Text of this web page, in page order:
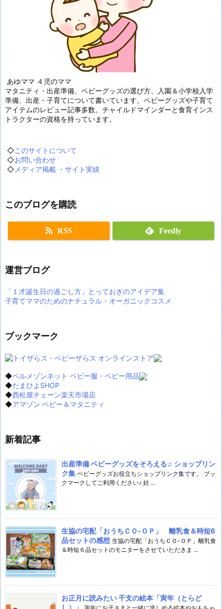
あゆママ ４児のママ
マタニティ・出産準備、ベビーグッズの選び方、入園＆小学校入学
準備、出産・子育てについて書いています。ベビーグッズや子育て
アイテムのレビュー記事多数。チャイルドマインダーと食育インス
トラクターの資格を持っています。
◇このサイトについて
◇お問い合わせ
◇ メディア掲載 ・サイト実績
このブログを購読
RSS Feedly
運営ブログ
「１才誕生日の過ごし方」とっておきのアイデア集
子育てママのためのナチュラル・オーガニックコスメ
ブックマーク
◆ベルメゾンネット ベビー服・ベビー用品
◆たまひよSHOP
◆西松屋チェーン楽天市場店
◆アマゾン ベビー＆マタニティ
新着記事
出産準備 ベビーグッズをそろえる♫ ショップリン
ク集 ベビーグッズお役立ちショップリンク集です。 ブッ
クマークしてご利用ください♪ 妊 ...
生協の宅配「おうちＣＯ-ＯＰ」 離乳食＆時短6
品セットの感想 生協の宅配「おうちＣＯ-ＯＰ」離乳食
＆時短６品セットのモニターをさせていただきま ...
お正月に読みたい 干支の絵本「寅年（とらど
し）」